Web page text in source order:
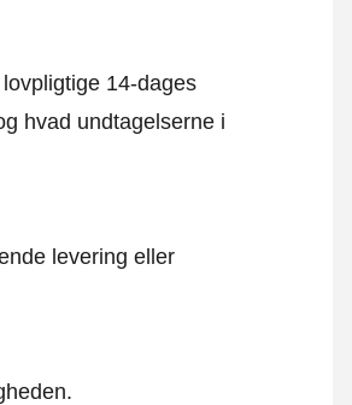
14-dages
hvad undtagelserne i
levering eller